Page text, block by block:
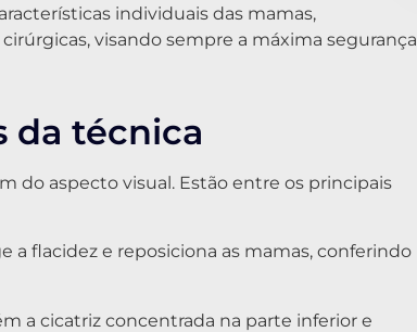
individuais das mamas,
visando sempre a máxima segurança
da técnica
do aspecto visual. Estão entre os principais
a flacidez e reposiciona as mamas, conferindo
a cicatriz concentrada na parte inferior e